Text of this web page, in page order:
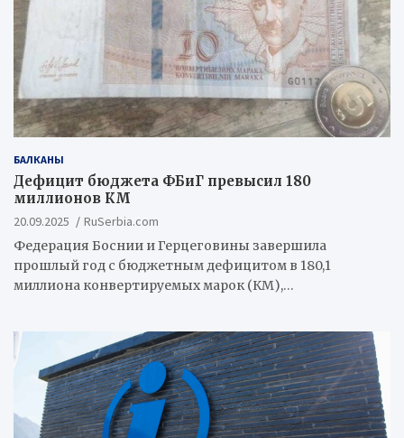
БАЛКАНЫ
Дефицит бюджета ФБиГ превысил 180
миллионов КМ
20.09.2025
RuSerbia.com
Федерация Боснии и Герцеговины завершила
прошлый год с бюджетным дефицитом в 180,1
миллиона конвертируемых марок (КМ),…